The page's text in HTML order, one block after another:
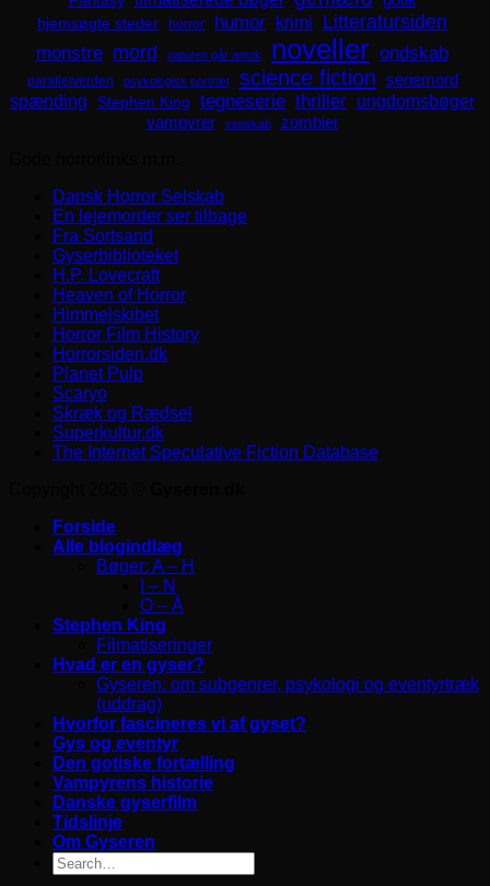
hjemsøgte steder
horror humor krimi Litteratursiden
monstre mord naturen går amok noveller ondskab
parallelverden psykologisk portræt science fiction seriemord
spænding Stephen King tegneserie thriller ungdomsbøger
vampyrer venskab
zombier
Dansk Horror Selskab
En lejemorder ser tilbage
Fra Sortsand
Gyserbiblioteket
H.P. Lovecraft
Heaven of Horror
Himmelskibet
Horror Film History
Horrorsiden.dk
Planet Pulp
Scaryo
Skræk og Rædsel
Superkultur.dk
The Internet Speculative Fiction Database
Forside
Alle blogindlæg
Bøger: A – H
I – N
O – Å
Stephen King
Filmatiseringer
Hvad er en gyser?
Gyseren: om subgenrer, psykologi og eventyrtræk
(uddrag)
Hvorfor fascineres vi af gyset?
Gys og eventyr
Den gotiske fortælling
Vampyrens historie
Danske gyserfilm
Tidslinje
Om Gyseren